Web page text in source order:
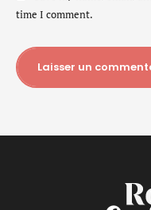
time I comment.
Laisser un